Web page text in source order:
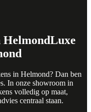
HelmondLuxe
in Helmond? Dan ben
In onze showroom in
volledig op maat,
centraal staan.